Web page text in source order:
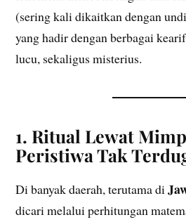
(sering kali dikaitkan dengan
yang hadir dengan berbagai
lucu, sekaligus misterius.
1. Ritual Lewat
Peristiwa Tak
Di banyak daerah, terutama di
dicari melalui perhitungan